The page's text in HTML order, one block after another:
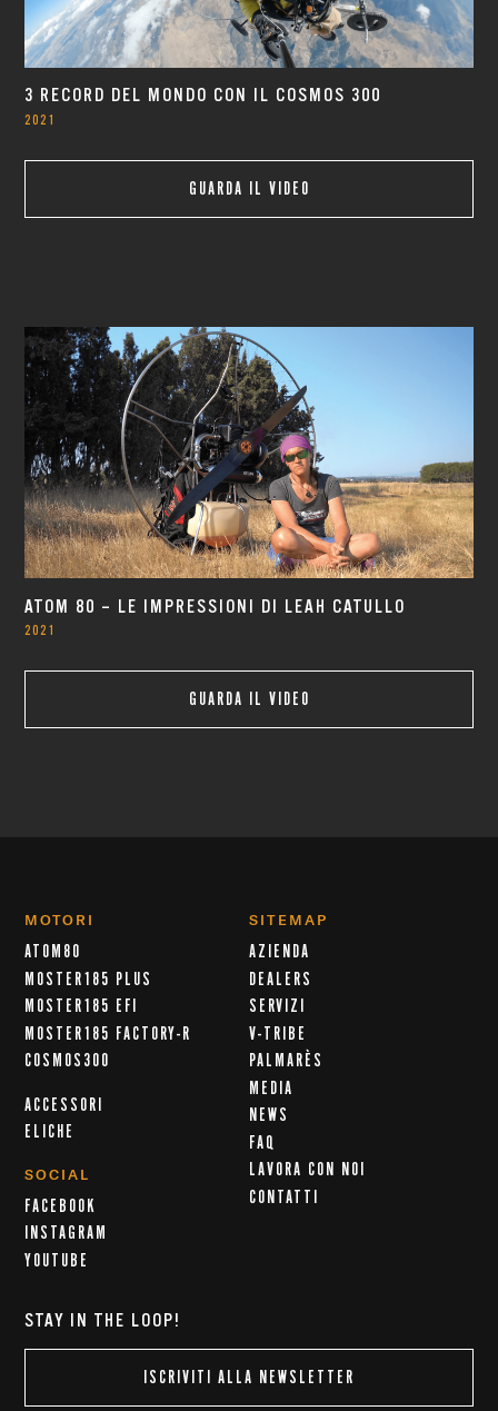
3 RECORD DEL MONDO CON IL COSMOS 300
2021
GUARDA IL VIDEO
ATOM 80 – LE IMPRESSIONI DI LEAH CATULLO
2021
GUARDA IL VIDEO
MOTORI
ATOM80
MOSTER185 PLUS
MOSTER185 EFI
MOSTER185 FACTORY-R
COSMOS300
ACCESSORI
ELICHE
SOCIAL
FACEBOOK
INSTAGRAM
YOUTUBE
SITEMAP
AZIENDA
DEALERS
SERVIZI
V-TRIBE
PALMARÈS
MEDIA
NEWS
FAQ
LAVORA CON NOI
CONTATTI
STAY IN THE LOOP!
ISCRIVITI ALLA NEWSLETTER